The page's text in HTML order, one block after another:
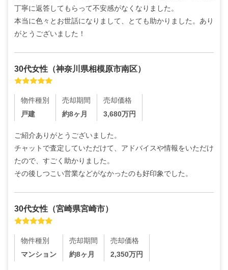
丁寧に返答してもらって不安感がなくなりました。
本当に色々とお世話になりまして、とても助かりました。あり
がとうございました！
30代女性 （神奈川県相模原市南区）
物件種別
戸建
売却期間
約8ヶ月
売却価格
3,680万円
ご紹介ありがとうございました。
チャットで査定していただけて、アドバイスや情報をいただけ
たので、すごく助かりました。
その後しつこい営業などがなかったのも好印象でした。
30代女性 （宮崎県宮崎市）
物件種別
マンション
売却期間
約8ヶ月
売却価格
2,350万円